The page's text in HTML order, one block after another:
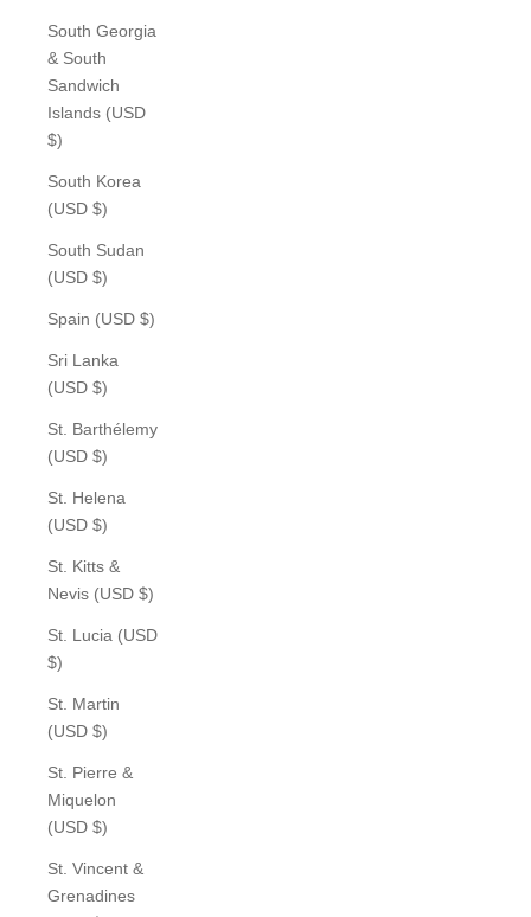
South Georgia
& South
Sandwich
Islands (USD
$)
South Korea
(USD $)
South Sudan
(USD $)
Spain (USD $)
Sri Lanka
(USD $)
St. Barthélemy
(USD $)
St. Helena
(USD $)
St. Kitts &
Nevis (USD $)
St. Lucia (USD
$)
St. Martin
(USD $)
St. Pierre &
Miquelon
(USD $)
St. Vincent &
Grenadines